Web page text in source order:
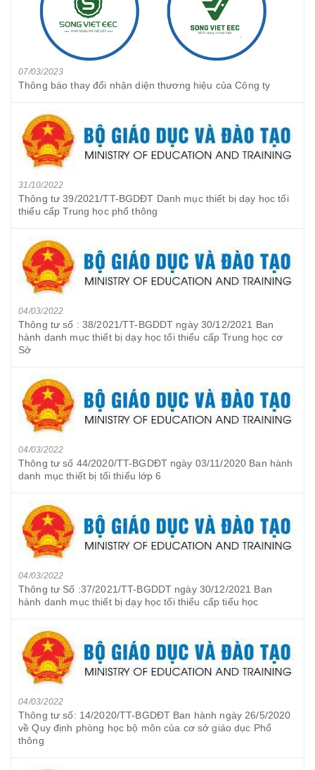
07/03/2023
Thông báo thay đổi nhận diện thương hiệu của Công ty
31/10/2022
Thông tư 39/2021/TT-BGDĐT Danh mục thiết bị dạy học tối
thiểu cấp Trung học phổ thông
04/03/2022
Thông tư số : 38/2021/TT-BGDDT ngày 30/12/2021 Ban
hành danh mục thiết bị dạy học tối thiểu cấp Trung học cơ
Sở
04/03/2022
Thông tư số 44/2020/TT-BGDĐT ngày 03/11/2020 Ban hành
danh mục thiết bị tối thiểu lớp 6
04/03/2022
Thông tư Số :37/2021/TT-BGDDT ngày 30/12/2021 Ban
hành danh mục thiết bị dạy học tối thiểu cấp tiểu học
04/03/2022
Thông tư số: 14/2020/TT-BGDĐT Ban hành ngày 26/5/2020
về Quy định phòng học bộ môn của cơ sở giáo dục Phổ
thông